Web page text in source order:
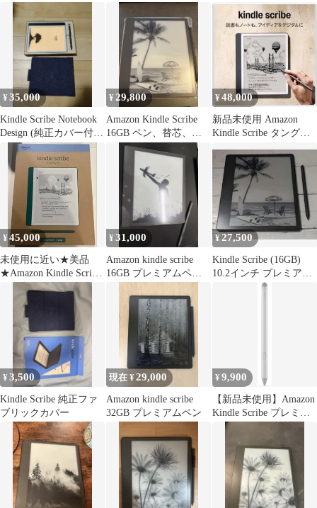
ン付
(2022)
¥35,000
Kindle Scribe Notebook
Design (純正カバー付
¥29,800
Amazon Kindle Scribe
16GB ペン、替芯、ケ
ーブル付き
¥48,000
新品未使用 Amazon
Kindle Scribe タングス
¥45,000
未使用に近い★美品
★Amazon Kindle Scribe
¥31,000
Amazon kindle scribe
16GB プレミアムペン
¥27,500
Kindle Scribe (16GB)
10.2インチ プレミアム
¥3,500
Kindle Scribe 純正ファ
ブリックカバー
現在 ¥29,000
Amazon kindle scribe
32GB プレミアムペン
¥9,900
【新品未使用】Amazon
Kindle Scribe プレミア
ムペン